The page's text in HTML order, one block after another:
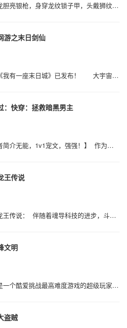
简介： 手持龙胆亮银枪，身穿龙纹锁子甲，头戴狮纹血敖盔，脚踏火云赤兔马…… 我要向赵子龙一样，征战沙场，穿梭于万军之中，杀他个
游之末日剑仙
简介： 新书《我有一座末日城》已发布！ 大宇宙中，种族林立，在地球被发现的那一刻，就注定了其他种族的入侵。为了生存，地球意志觉
：快穿：拯救暗黑男主
简介： 【作者简介无能，1v1宠文，强强！】 作为一个直男，林深从没想过自己有一天会被系统绑定，任务竟然是暖化三千世界的各种暗
王传说
简介： 关于龙王传说： 伴随着魂导科技的进步，斗罗大陆上的人类征服了海洋，又发现了两片大陆。魂兽也随着人类魂师的猎杀无度走向灭
文明
简介： 王强是一个酷爱挑战最高难度游戏的超级玩家，他加入了一群由高维超级生物，也就是俗称神的家伙们主导的建设争霸流游戏，从史前石
盗贼